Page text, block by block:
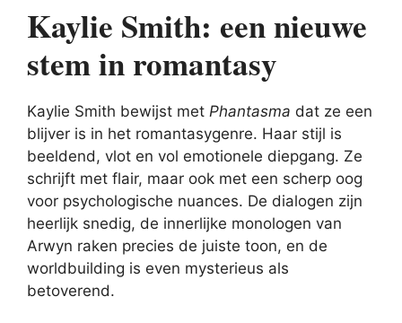
Kaylie Smith: een nieuwe
stem in romantasy
Kaylie Smith bewijst met Phantasma dat ze een
blijver is in het romantasygenre. Haar stijl is
beeldend, vlot en vol emotionele diepgang. Ze
schrijft met flair, maar ook met een scherp oog
voor psychologische nuances. De dialogen zijn
heerlijk snedig, de innerlijke monologen van
Arwyn raken precies de juiste toon, en de
worldbuilding is even mysterieus als
betoverend.